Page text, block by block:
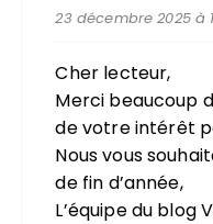
23 décembre 2025 à
Cher lecteur,
Merci beaucoup
de votre intérêt
Nous vous
de fin d’année,
L’équipe du blog